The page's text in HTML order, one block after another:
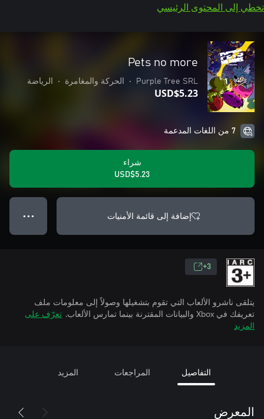
تخطي إلى المحتوى الرئيسي
Pets no more
Purple Tree SRL
• الحركة والمغامرة • الرياضة
USD$5.23
7 من اللغات المدعمة
شراء
USD$5.23
إضافة إلى قائمة الأمنيات ● ● ●
3+
يتلقى ناشرو الألعاب التي تقوم بتشغيلها وصولاً إلى معلومات ملف
تعريفك في Xbox والبيانات المقترنة بينما تمارس الألعاب.
تعرّف على
المزيد
التفاصيل المراجعات المزيد
المعرض